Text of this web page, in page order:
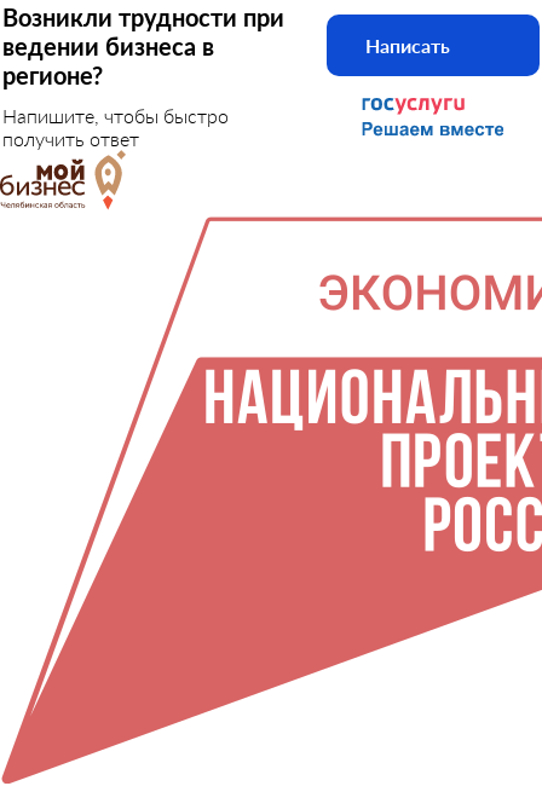
Возникли трудности при
ведении бизнеса в
регионе?
Напишите, чтобы быстро
получить ответ
Написать